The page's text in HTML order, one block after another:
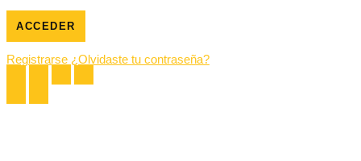
Registrarse ¿Olvidaste tu contraseña?